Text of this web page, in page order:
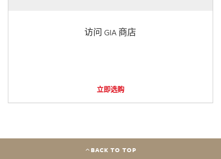
访问 GIA 商店
立即选购
BACK TO TOP